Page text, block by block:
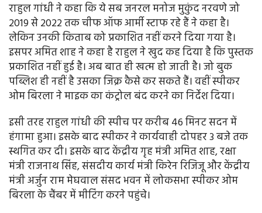
राहुल गांधी ने कहा कि ये सब जनरल मनोज मुकुंद नरवणे जो
2019 से 2022 तक चीफ ऑफ आर्मी स्टाफ रहे हैं ने कहा है।
लेकिन उनकी किताब को प्रकाशित नहीं करने दिया गया है।
इसपर अमित शाह ने कहा है राहुल ने खुद कह दिया है कि पुस्तक
प्रकाशित नहीं हुई है। अब बात ही खत्म हो जाती है। जो बुक
पब्लिश ही नहीं है उसका जिक्र कैसे कर सकते हैं। वहीं स्पीकर
ओम बिरला ने माइक का कंट्रोल बंद करने का निर्देश दिया।
इसी तरह राहुल गांधी की स्पीच पर करीब 46 मिनट सदन में
हंगामा हुआ। इसके बाद स्पीकर ने कार्यवाही दोपहर 3 बजे तक
स्थगित कर दी। इसके बाद केंद्रीय गृह मंत्री अमित शाह, रक्षा
मंत्री राजनाथ सिंह, संसदीय कार्य मंत्री किरेन रिजिजू और केंद्रीय
मंत्री अर्जुन राम मेघवाल संसद भवन में लोकसभा स्पीकर ओम
बिरला के चैंबर में मीटिंग करने पहुंचे।